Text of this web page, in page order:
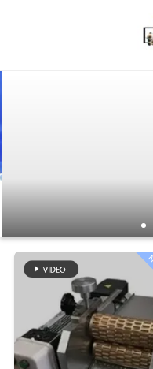
PRODUKTE
ÜBER
UNS
FABRIK-
AUSFLUG